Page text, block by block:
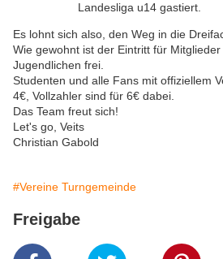
Landesliga u14 gastiert.
Es lohnt sich also, den Weg in die
Wie gewohnt ist der Eintritt für
Jugendlichen frei.
Studenten und alle Fans mit offiziellem
4€, Vollzahler sind für 6€ dabei.
Das Team freut sich!
Let's go, Veits
Christian Gabold
#Vereine Turngemeinde
Freigabe